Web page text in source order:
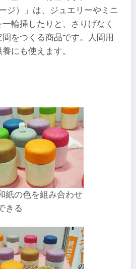
ジ）」は、ジュエリーやミニ
輪挿したりと、さりげなく
をつくる商品です。人間用
にも使えます。
紙の色を組み合わせ
きる